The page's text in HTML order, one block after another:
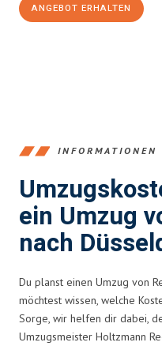
ANGEBOT ERHALTEN
INFORMATIONEN
ein Umzug
nach
Du planst einen Umzug von
möchtest wissen, welche
Sorge, wir helfen dir dabei,
Umzugsmeister Holtzmann